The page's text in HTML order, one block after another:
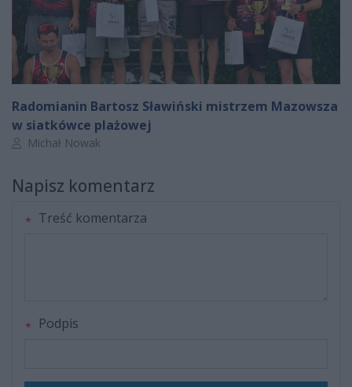
Radomianin Bartosz Sławiński mistrzem Mazowsza
w siatkówce plażowej
Autor artykułu:
Michał Nowak
Napisz komentarz
Treść komentarza
Podpis